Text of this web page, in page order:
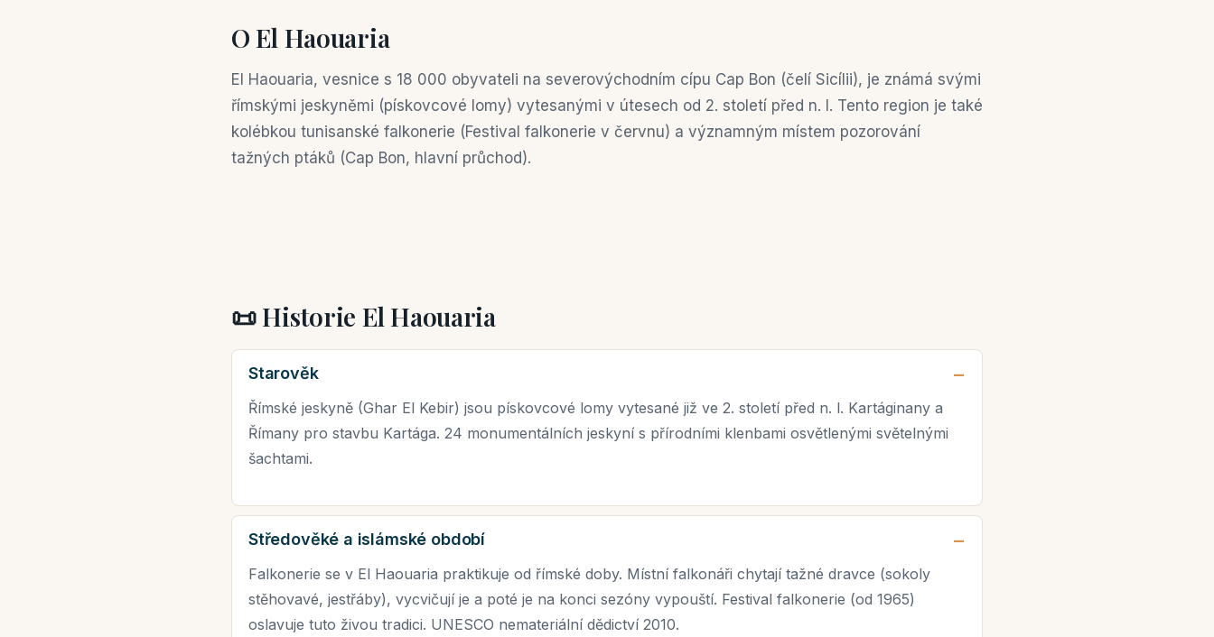
O El Haouaria
El Haouaria, vesnice s 18 000 obyvateli na severovýchodním cípu Cap Bon (čelí Sicílii), je známá svými
římskými jeskyněmi (pískovcové lomy) vytesanými v útesech od 2. století před n. l. Tento region je také
kolébkou tunisanské falkonerie (Festival falkonerie v červnu) a významným místem pozorování
tažných ptáků (Cap Bon, hlavní průchod).
📜 Historie El Haouaria
Starověk
Římské jeskyně (Ghar El Kebir) jsou pískovcové lomy vytesané již ve 2. století před n. l. Kartáginany a
Římany pro stavbu Kartága. 24 monumentálních jeskyní s přírodními klenbami osvětlenými světelnými
šachtami.
Středověké a islámské období
Falkonerie se v El Haouaria praktikuje od římské doby. Místní falkonáři chytají tažné dravce (sokoly
stěhovavé, jestřáby), vycvičují je a poté je na konci sezóny vypouští. Festival falkonerie (od 1965)
oslavuje tuto živou tradici. UNESCO nemateriální dědictví 2010.